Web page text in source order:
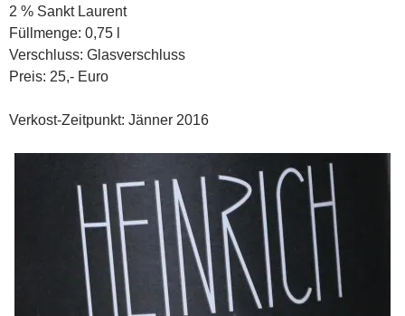
2 % Sankt Laurent
Füllmenge: 0,75 l
Verschluss: Glasverschluss
Preis: 25,- Euro
Verkost-Zeitpunkt: Jänner 2016